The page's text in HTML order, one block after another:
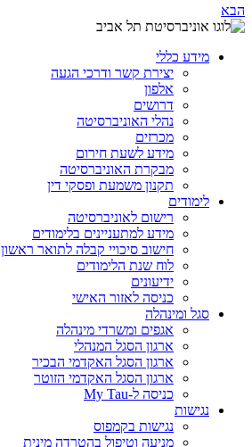
הבא
מידע כללי
יצירת קשר ודרכי הגעה
אלפון
דרושים
נהלי האוניברסיטה
מכרזים
מידע לשעת חירום
מבקרת האוניברסיטה
תקנון משמעת ופסקי דין
לימודים
רישום לאוניברסיטה
מידע למתעניינים בלימודים
חישוב סיכויי קבלה לתואר ראשון
לוח שנת הלימודים
ידיעונים
כניסה לאזור האישי
סגל ומינהלה
אגפים ומשרדי מינהלה
ארגון הסגל המנהלי
ארגון הסגל האקדמי הבכיר
ארגון הסגל האקדמי הזוטר
כניסה ל-My Tau
נגישות
נגישות בקמפוס
מניעה וטיפול בהטרדה מינית